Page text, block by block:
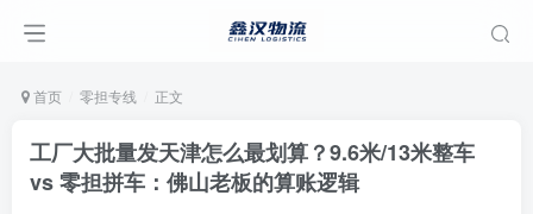
首页 零担专线 正文
工厂大批量发天津怎么最划算？9.6米/13米整车
vs 零担拼车：佛山老板的算账逻辑